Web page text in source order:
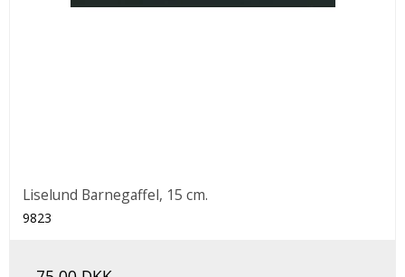
Liselund Barnegaffel, 15 cm.
9823